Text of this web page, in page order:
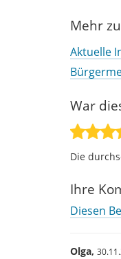
Mehr
Aktuelle
War
Die
Ihre
Diesen
Olga,